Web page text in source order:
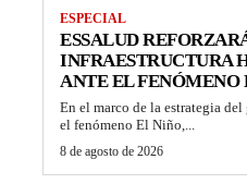
ESPECIAL
ESSALUD
INFRAESTRUCTURA
ANTE EL FENÓMENO
En el marco de la estrategia
el fenómeno El Niño,...
8 de agosto de 2026